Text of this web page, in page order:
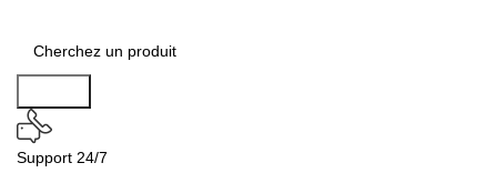
Support 24/7